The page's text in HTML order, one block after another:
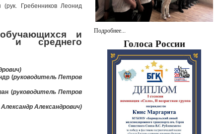
Гребенников Леонид
и
и среднего
(руководитель Петров
(руководитель Петров
Александрович)
Подробнее...
Голоса России